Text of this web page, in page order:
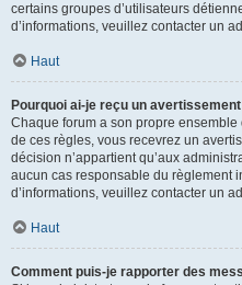
certains groupes d’utilisateurs
d’informations, veuillez contacter un
Haut
Pourquoi ai-je reçu un
Chaque forum a son propre
de ces règles, vous recevrez un
décision n’appartient qu’aux
aucun cas responsable du règlement
d’informations, veuillez contacter un
Haut
Comment puis-je rapporter des